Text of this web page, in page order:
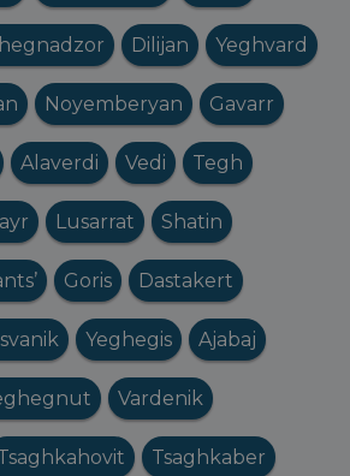
Dilijan Yeghvard
Noyemberyan Gavarr
Alaverdi Vedi Tegh
Lusarrat Shatin
Goris Dastakert
Yeghegis Ajabaj
Vardenik
Tsaghkaber